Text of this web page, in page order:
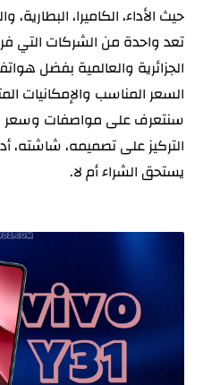
الأداء والمعالج
نظام التشغيل وواجهة
الكاميرات
البطارية والشحن
الاتصال والمنافذ
الألوان المتوفرة
هل يستحق vivo Y31 الشراء؟
حيث الأداء، الكاميرا،
تعد واحدة من الشركات
الجزائرية والعالمية بفضل
السعر المناسب والإمكانيات
التركيز على تصميمه، شاشته،
يستحق الشراء أم لا.